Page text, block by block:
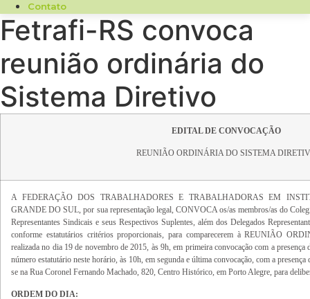
Contato
Fetrafi-RS convoca
reunião ordinária do
Sistema Diretivo
EDITAL DE CONVOCAÇÃO
REUNIÃO ORDINÁRIA DO SISTEMA
A FEDERAÇÃO DOS TRABALHADORES E TRABALHADORAS EM
GRANDE DO SUL, por sua representação legal, CONVOCA os/as membros/as do
Representantes Sindicais e seus Respectivos Suplentes, além dos Delegados
conforme estatutários critérios proporcionais, para comparecerem à REUNIÃO
realizada no dia 19 de novembro de 2015, às 9h, em primeira convocação com a presença
número estatutário neste horário, às 10h, em segunda e última convocação, com a
se na Rua Coronel Fernando Machado, 820, Centro Histórico, em Porto Alegre, para
ORDEM DO DIA: